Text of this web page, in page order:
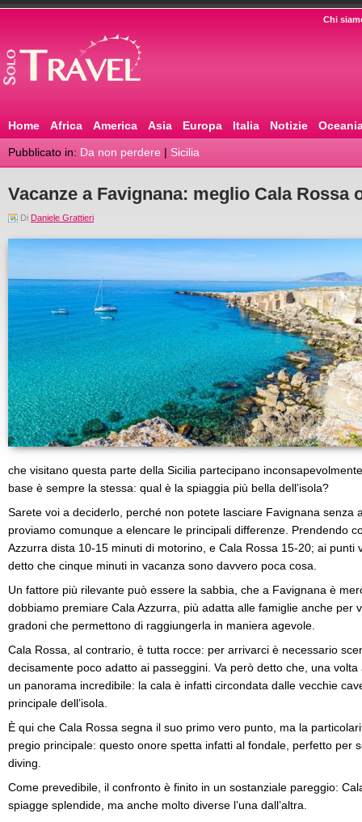
Chi
Home Africa America Asia Europa Italia Notizie
Pubblicato in: Da non perdere | Sicilia
Vacanze a Favignana: meglio Cala Rossa
Di Daniele Grattieri
che visitano questa parte della Sicilia partecipano
base è sempre la stessa: qual è la spiaggia più bella dell’isola?
Sarete voi a deciderlo, perché non potete lasciare Favignana senza
proviamo comunque a elencare le principali differenze. Prendendo
Azzurra dista 10-15 minuti di motorino, e Cala Rossa 15-20; ai punti
detto che cinque minuti in vacanza sono davvero poca cosa.
Un fattore più rilevante può essere la sabbia, che a Favignana è
dobbiamo premiare Cala Azzurra, più adatta alle famiglie anche per
gradoni che permettono di raggiungerla in maniera agevole.
Cala Rossa, al contrario, è tutta rocce: per arrivarci è necessario
decisamente poco adatto ai passeggini. Va però detto che, una
un panorama incredibile: la cala è infatti circondata dalle vecchie
principale dell’isola.
È qui che Cala Rossa segna il suo primo vero punto, ma la
pregio principale: questo onore spetta infatti al fondale, perfetto per
diving.
Come prevedibile, il confronto è finito in un sostanziale pareggio:
spiagge splendide, ma anche molto diverse l’una dall’altra.